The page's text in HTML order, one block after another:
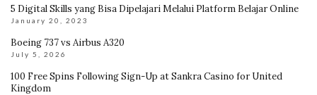
5 Digital Skills yang Bisa Dipelajari Melalui Platform Belajar Online
January 20, 2023
Boeing 737 vs Airbus A320
July 5, 2026
100 Free Spins Following Sign-Up at Sankra Casino for United
Kingdom